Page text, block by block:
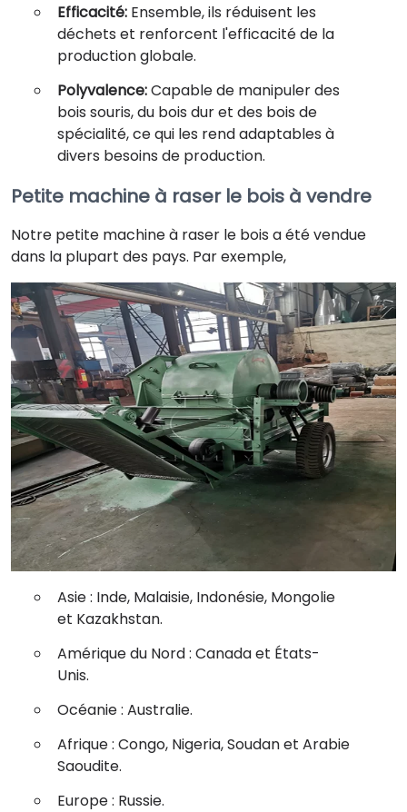
Efficacité:Ensemble, ils réduisent les
déchets et renforcent l'efficacité de la
production globale.
Polyvalence:Capable de manipuler des
bois souris, du bois dur et des bois de
spécialité, ce qui les rend adaptables à
divers besoins de production.
Petite machine à raser le bois à vendre
Notre petite machine à raser le bois a été vendue
dans la plupart des pays. Par exemple,
Asie : Inde, Malaisie, Indonésie, Mongolie
et Kazakhstan.
Amérique du Nord : Canada et États-
Unis.
Océanie : Australie.
Afrique : Congo, Nigeria, Soudan et Arabie
Saoudite.
Europe : Russie.